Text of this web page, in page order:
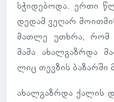
სჭი­დე­ბოდა. ერთი
დედამ ვეღარ
მათლე უთხრა, რომ
მამა ახალ­გაზ­რდა
ლიც თევ­ზის ბა­ზარში
ახალ­გაზ­რდა ქალის